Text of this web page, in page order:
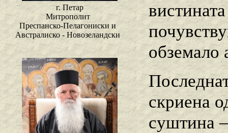
г. Петар
Митрополит
Преспанско-Пелагониски и
Австралиско - Новозеландски
обземало
скриена
суштина